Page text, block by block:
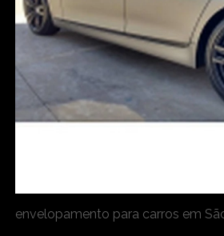
envelopamento para carros em